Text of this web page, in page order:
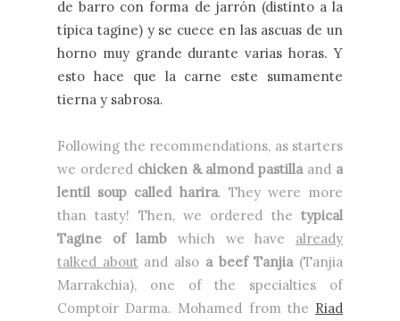
de barro con forma de jarrón (distinto a la
típica tagine) y se cuece en las ascuas de un
horno muy grande durante varias horas. Y
esto hace que la carne este sumamente
tierna y sabrosa.
Following the recommendations, as starters
we ordered chicken & almondpastillaand a
lentil soup called harira. They were more
than tasty! Then, we ordered the typical
Tagine of lamb which we have already
talked about and also a beef Tanjia(Tanjia
Marrakchia), one of the specialties of
Comptoir Darma. Mohamed from the Riad